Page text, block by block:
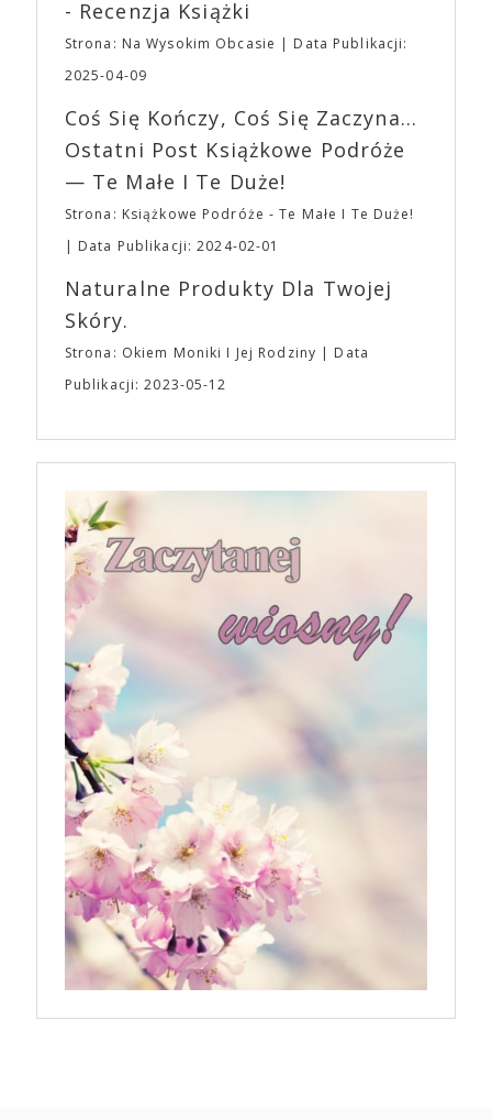
roli. Twórca kultowych „Dziedzictwo. Hereditary” i
„Midsommar. W biały dzień” zrealizował najbardziej
osobisty film, który pozwolił mu w pełni podzielić
się z widzami swoimi lękami, wizją świata, a przede
„Bo się boi” w kinach od 21 kwietnia.
napoje oraz drobne przekąski a przed halą
planujemy Strefę FoodTrucków. Życzymy Wam
fantastycznego czasu oczekiwania na nadchodzącą
EXPO XXI!
- Recenzja Książki
Strona: Na Wysokim Obcasie
Data Publikacji:
2025-04-09
Coś Się Kończy, Coś Się Zaczyna...
Ostatni Post Książkowe Podróże
— Te Małe I Te Duże!
Strona: Książkowe Podróże - Te Małe I Te Duże!
Data Publikacji: 2024-02-01
Naturalne Produkty Dla Twojej
Skóry.
Strona: Okiem Moniki I Jej Rodziny
Data
Publikacji: 2023-05-12